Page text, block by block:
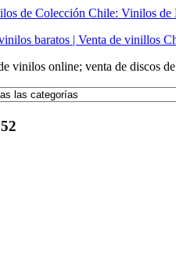
baratos | Venta de vinillos
vinilos online; venta de discos